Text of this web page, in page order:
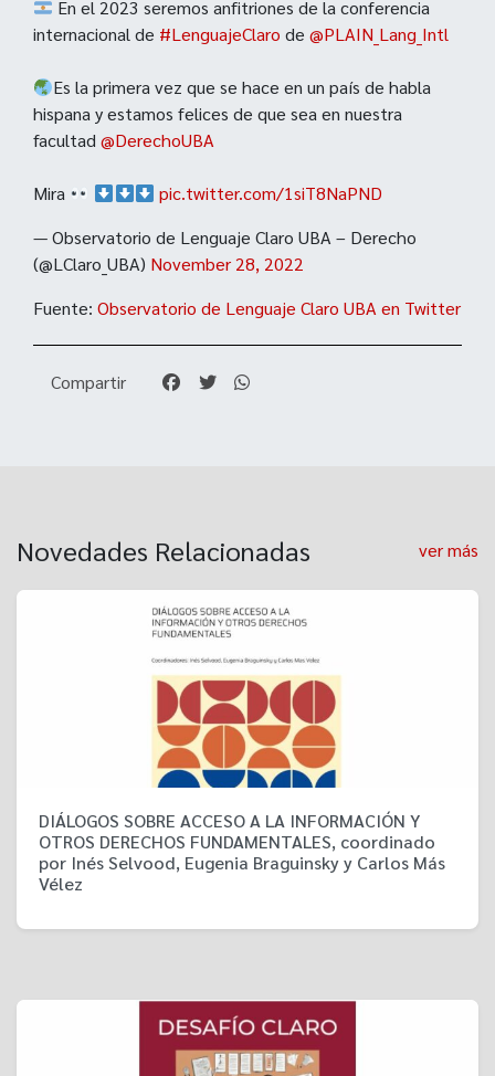
En el 2023 seremos anfitriones de la conferencia
internacional de #LenguajeClaro de @PLAIN_Lang_Intl
Es la primera vez que se hace en un país de habla
hispana y estamos felices de que sea en nuestra
facultad @DerechoUBA
Mira
pic.twitter.com/1siT8NaPND
— Observatorio de Lenguaje Claro UBA – Derecho
(@LClaro_UBA) November 28, 2022
Fuente: Observatorio de Lenguaje Claro UBA en Twitter
Compartir
Novedades Relacionadas ver más
DIÁLOGOS SOBRE ACCESO A LA INFORMACIÓN Y
OTROS DERECHOS FUNDAMENTALES, coordinado
por Inés Selvood, Eugenia Braguinsky y Carlos Más
Vélez